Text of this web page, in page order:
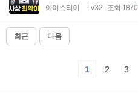
아이스티이 Lv.32 조회 1870
최근 다음
1 2 3